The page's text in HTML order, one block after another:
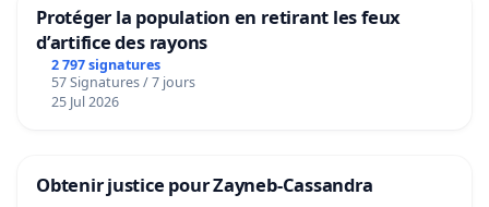
Protéger la population en retirant les feux
d’artifice des rayons
2 797 signatures
57 Signatures / 7 jours
25 Jul 2026
Obtenir justice pour Zayneb-Cassandra